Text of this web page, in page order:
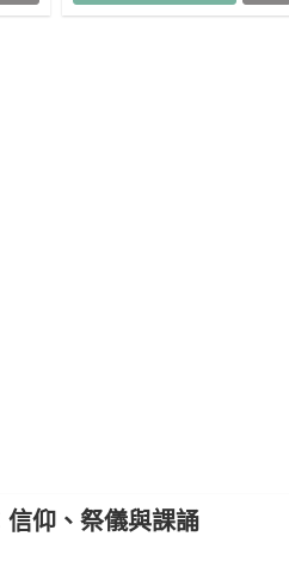
仰、祭儀與課誦